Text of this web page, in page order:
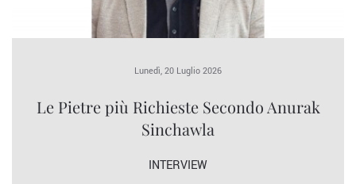
Lunedì, 20 Luglio 2026
Le Pietre più Richieste Secondo Anurak
Sinchawla
INTERVIEW